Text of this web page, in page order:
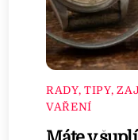
RADY, TIPY,
VAŘENÍ